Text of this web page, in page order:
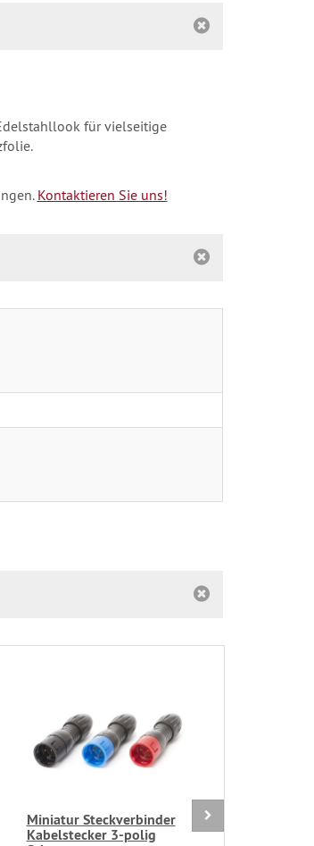
für vielseitige
Kontaktieren Sie uns!
Miniatur Steckverbinder
Kabelstecker 3-polig